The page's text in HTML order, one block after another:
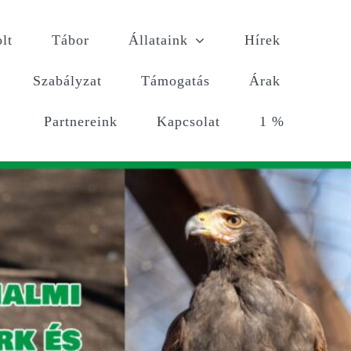
Tábor Állataink Hírek
Szabályzat Támogatás Árak
Partnereink Kapcsolat 1 %